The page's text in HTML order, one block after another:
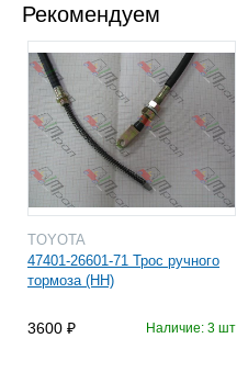
Рекомендуем
TOYOTA
47401-26601-71 Трос ручного
тормоза (HH)
3600 Наличие: 3 шт